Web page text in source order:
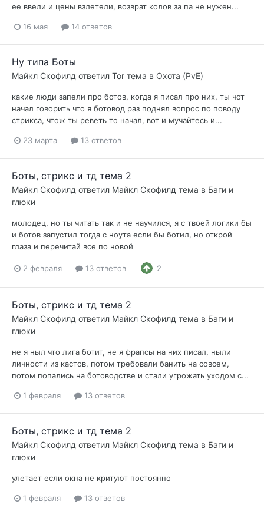
ее ввели и цены взлетели, возврат колов за па не нужен...
16 мая 14 ответов
Ну типа Боты
Майкл Скофилд ответил Tor тема в Охота (PvE)
какие люди запели про ботов, когда я писал про них, ты чот
начал говорить что я ботовод раз поднял вопрос по поводу
стрикса, чтож ты реветь то начал, вот и мучайтесь и...
23 марта 13 ответов
Боты, стрикс и тд тема 2
Майкл Скофилд ответил Майкл Скофилд тема в Баги и
глюки
молодец, но ты читать так и не научился, я с твоей логики бы
и ботов запустил тогда с ноута если бы ботил, но открой
глаза и перечитай все по новой
2 февраля 13 ответов 2
Боты, стрикс и тд тема 2
Майкл Скофилд ответил Майкл Скофилд тема в Баги и
глюки
не я ныл что лига ботит, не я фрапсы на них писал, ныли
личности из кастов, потом требовали банить на совсем,
потом попались на ботоводстве и стали угрожать уходом с...
1 февраля 13 ответов
Боты, стрикс и тд тема 2
Майкл Скофилд ответил Майкл Скофилд тема в Баги и
глюки
улетает если окна не критуют постоянно
1 февраля 13 ответов